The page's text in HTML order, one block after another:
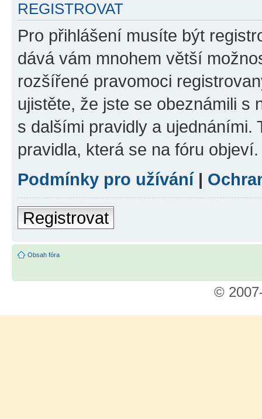
REGISTROVAT
Pro přihlášení musíte být
dává vám mnohem větší
rozšířené pravomoci
ujistěte, že jste se obeznámili s
s dalšími pravidly a ujednáními.
pravidla, která se na fóru objeví.
Podmínky pro užívání|
Registrovat
Obsah fóra
©